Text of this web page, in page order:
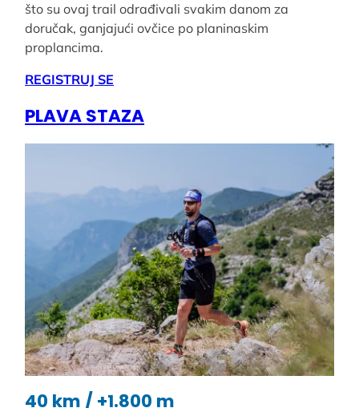
što su ovaj trail odrađivali svakim danom za
doručak, ganjajući ovčice po planinaskim
proplancima.
REGISTRUJ SE
PLAVA STAZA
40 km / +1.800 m